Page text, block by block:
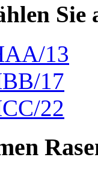
Sie
13
17
22